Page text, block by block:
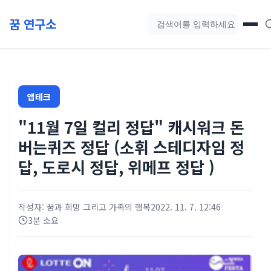
꿈 연구소 블로그 검색
앱테크
"11월 7일 컬리 정답" 캐시워크 돈
버는퀴즈 정답 (소휘 스테디자임 정
답, 도로시 정답, 위메프 정답 )
작성자: 꿈과 희망 그리고 가족의 행복2022. 11. 7. 12:46
3분 소요